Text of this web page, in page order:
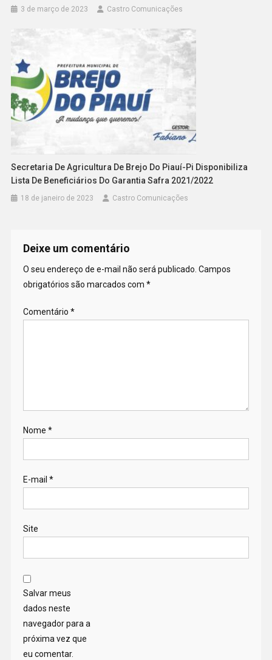
3 de março de 2023 Castro Comunicações
Secretaria De Agricultura De Brejo Do Piauí-Pi Disponibiliza
Lista De Beneficiários Do Garantia Safra 2021/2022
18 de janeiro de 2023 Castro Comunicações
Deixe um comentário
O seu endereço de e-mail não será publicado. Campos
obrigatórios são marcados com *
Comentário *
Nome *
E-mail *
Site
Salvar meus
dados neste
navegador para a
próxima vez que
eu comentar.